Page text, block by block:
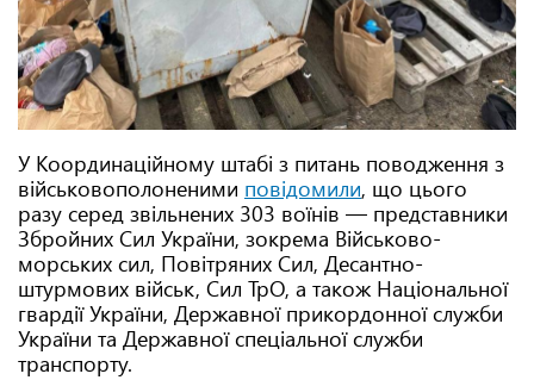
У Координаційному штабі з питань поводження з
військовополоненими повідомили, що цього
разу серед звільнених 303 воїнів — представники
Збройних Сил України, зокрема Військово-
морських сил, Повітряних Сил, Десантно-
штурмових військ, Сил ТрО, а також Національної
гвардії України, Державної прикордонної служби
України та Державної спеціальної служби
транспорту.